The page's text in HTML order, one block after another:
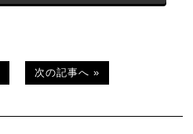
次の記事へ »